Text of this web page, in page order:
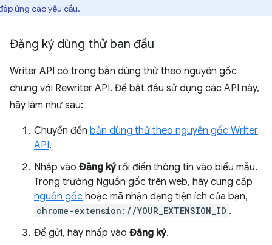
ứng các yêu cầu.
Đăng ký dùng thử ban đầu
Writer API có trong bản dùng thử theo nguyên gốc
chung với Rewriter API. Để bắt đầu sử dụng các API này,
hãy làm như sau:
Chuyển đến bản dùng thử theo nguyên gốc Writer
API.
Nhấp vào Đăng kýrồi điền thông tin vào biểu mẫu.
Trong trường Nguồn gốc trên web, hãy cung cấp
nguồn gốc hoặc mã nhận dạng tiện ích của bạn,
chrome-extension://YOUR_EXTENSION_ID .
Để gửi, hãy nhấp vào Đăng ký.